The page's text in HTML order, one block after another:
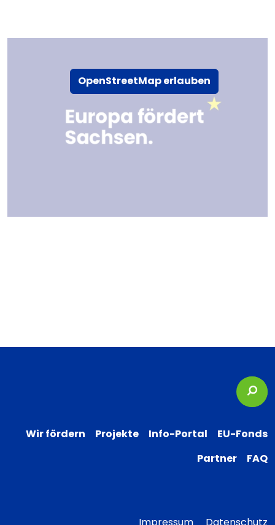
OpenStreetMap erlauben
Wir fördern Projekte Info-Portal
EU-Fonds
Partner
FAQ